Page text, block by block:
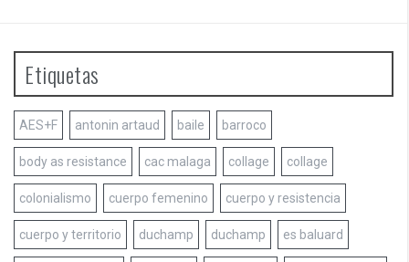
Etiquetas
AES+F antonin artaud baile barroco
body as resistance cac malaga collage collage
colonialismo cuerpo femenino cuerpo y resistencia
cuerpo y territorio duchamp duchamp es baluard